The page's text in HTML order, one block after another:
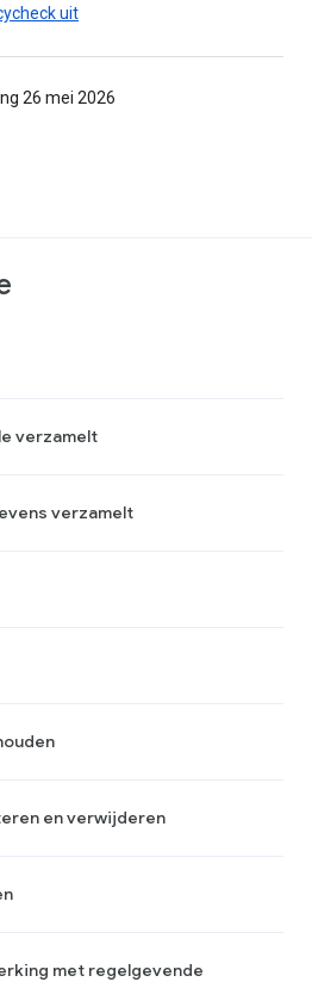
uit
26 mei 2026
verzamelt
verzamelt
en verwijderen
met regelgevende